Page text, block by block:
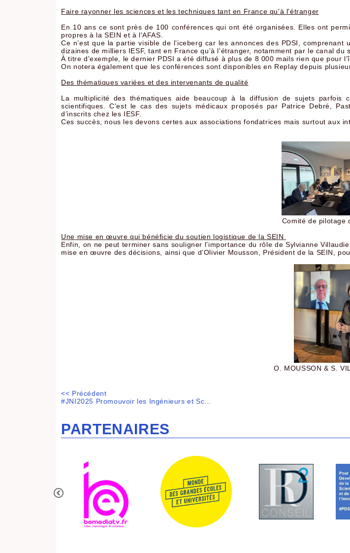
Faire rayonner les sciences et les techniques tant en France qu'à l'étranger
En 10 ans ce sont près de 100 conférences qui ont été organisées. Elles ont
propres à la SEIN et à l'AFAS.
Ce n’est que la partie visible de l’iceberg car les annonces des PDSI,
dizaines de milliers IESF, tant en France qu'à l'étranger, notamment par le canal du
À titre d'exemple, le dernier PDSI a été diffusé à plus de 8 000 mails rien que pour
On notera également que les conférences sont disponibles en Replay depuis
Des thématiques variées et des intervenants de qualité
La multiplicité des thématiques aide beaucoup à la diffusion de sujets parfois
scientifiques. C'est le cas des sujets médicaux proposés par Patrice Debré,
d’inscrits chez les IESF.
Ces succès, nous les devons certes aux associations fondatrices mais surtout aux
Comité de pilotage
Une mise en œuvre qui bénéficie du soutien logistique de la SEIN
Enfin, on ne peut terminer sans souligner l’importance du rôle de Sylvianne
mise en œuvre des décisions, ainsi que d’Olivier Mousson, Président de la SEIN,
O. MOUSSON & S.
<< Précédent
#JNI2025 Promouvoir les Ingénieurs et Sc...
PARTENAIRES